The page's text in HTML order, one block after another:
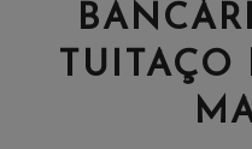
TUITAÇO